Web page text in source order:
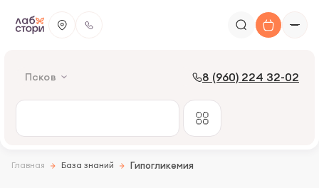
Псков 8 (960) 224 32-02
Главная База знаний Гипогликемия